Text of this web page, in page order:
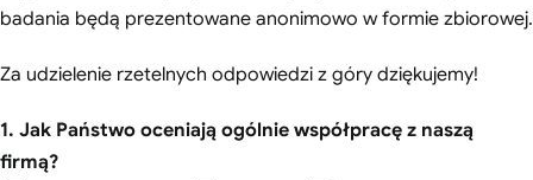
badania będą prezentowane anonimowo w formie zbiorowej.
Za udzielenie rzetelnych odpowiedzi z góry dziękujemy!
1. Jak Państwo oceniają ogólnie współpracę z naszą
firmą?